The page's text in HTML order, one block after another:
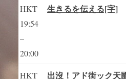
HKT
19:54
–
20:00
生きるを伝える[字]
HKT
出沒！アド街ック天